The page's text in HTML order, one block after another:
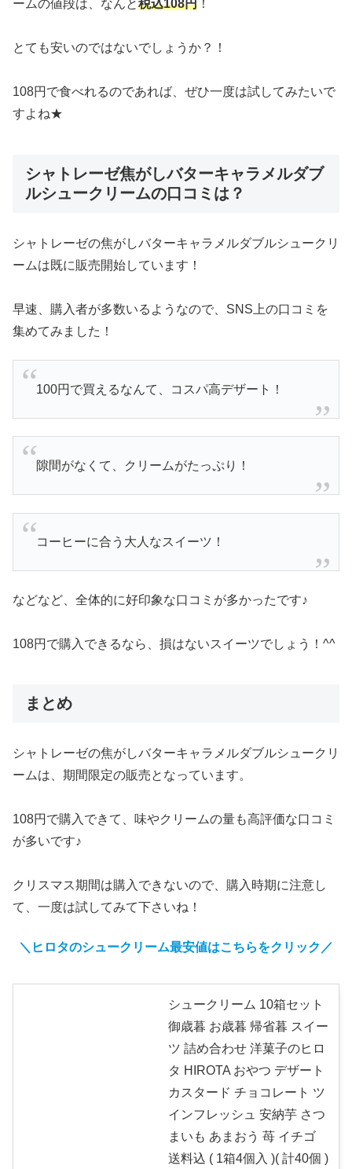
ームの値段は、なんと税込108円 ！
とても安いのではないでしょうか？！
108円で食べれるのであれば、ぜひ一度は試してみたいで
すよね★
シャトレーゼ焦がしバターキャラメルダブ
ルシュークリームの口コミは？
シャトレーゼの焦がしバターキャラメルダブルシュークリ
ームは既に販売開始しています！
早速、購入者が多数いるようなので、SNS上の口コミを
集めてみました！
100円で買えるなんて、コスパ高デザート！
隙間がなくて、クリームがたっぷり！
コーヒーに合う大人なスイーツ！
などなど、全体的に好印象な口コミが多かったです♪
108円で購入できるなら、損はないスイーツでしょう！^^
まとめ
シャトレーゼの焦がしバターキャラメルダブルシュークリ
ームは、期間限定の販売となっています。
108円で購入できて、味やクリームの量も高評価な口コミ
が多いです♪
クリスマス期間は購入できないので、購入時期に注意し
て、一度は試してみて下さいね！
＼ヒロタのシュークリーム最安値はこちらをクリック／
シュークリーム 10箱セット
御歳暮 お歳暮 帰省暮 スイー
ツ 詰め合わせ 洋菓子のヒロ
タ HIROTA おやつ デザート
カスタード チョコレート ツ
インフレッシュ 安納芋 さつ
まいも あまおう 苺 イチゴ
送料込 ( 1箱4個入 )( 計40個 )